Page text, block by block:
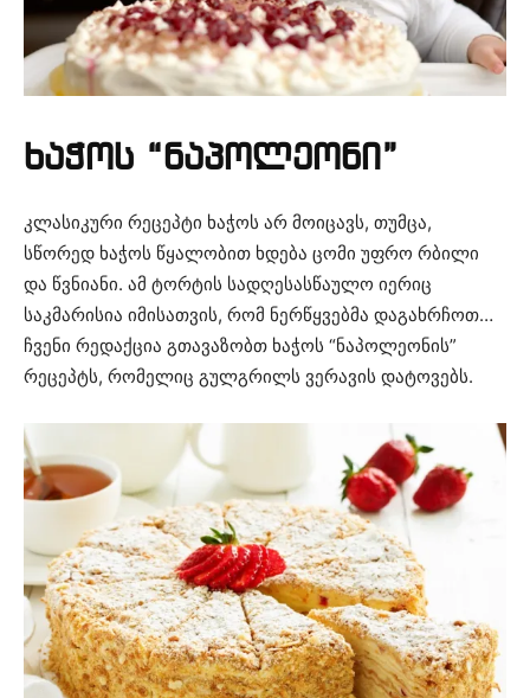
ხაჭოს “ნაპოლეონი”
კლასიკური რეცეპტი ხაჭოს არ მოიცავს, თუმცა,
სწორედ ხაჭოს წყალობით ხდება ცომი უფრო რბილი
და წვნიანი. ამ ტორტის სადღესასწაულო იერიც
საკმარისია იმისათვის, რომ ნერწყვებმა დაგახრჩოთ…
ჩვენი რედაქცია გთავაზობთ ხაჭოს “ნაპოლეონის”
რეცეპტს, რომელიც გულგრილს ვერავის დატოვებს.